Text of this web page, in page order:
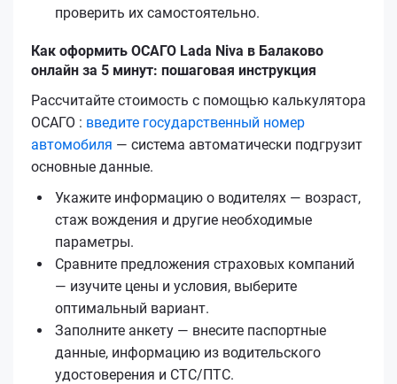
проверить их самостоятельно.
Как оформить ОСАГО Lada Niva в Балаково
онлайн за 5 минут: пошаговая инструкция
Рассчитайте стоимость с помощью калькулятора
ОСАГО : введите государственный номер
автомобиля — система автоматически подгрузит
основные данные.
Укажите информацию о водителях — возраст,
стаж вождения и другие необходимые
параметры.
Сравните предложения страховых компаний
— изучите цены и условия, выберите
оптимальный вариант.
Заполните анкету — внесите паспортные
данные, информацию из водительского
удостоверения и СТС/ПТС.